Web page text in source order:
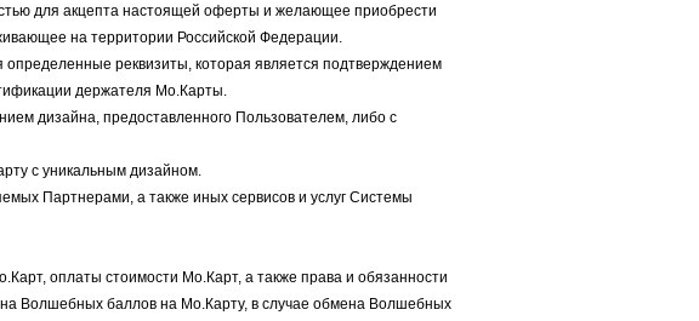
для акцепта настоящей оферты и желающее приобрести
на территории Российской Федерации.
реквизиты, которая является подтверждением
держателя Мо.Карты.
дизайна, предоставленного Пользователем, либо с
с уникальным дизайном.
Партнерами, а также иных сервисов и услуг Системы
оплаты стоимости Мо.Карт, а также права и обязанности
Волшебных баллов на Мо.Карту, в случае обмена Волшебных